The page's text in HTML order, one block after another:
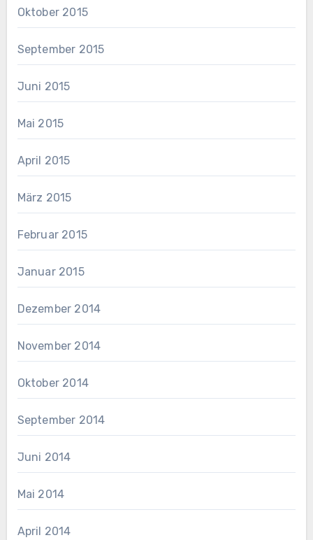
Oktober 2015
September 2015
Juni 2015
Mai 2015
April 2015
März 2015
Februar 2015
Januar 2015
Dezember 2014
November 2014
Oktober 2014
September 2014
Juni 2014
Mai 2014
April 2014